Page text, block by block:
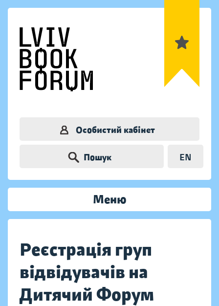
Особистий кабінет
Пошук EN
Меню
Реєстрація груп
відвідувачів на
Дитячий Форум